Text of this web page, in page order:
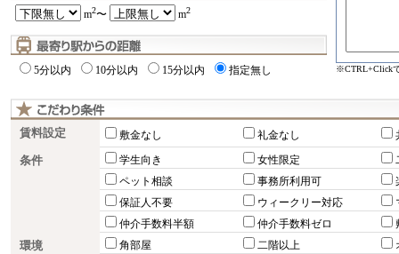
m2〜 m2
5分以内 10分以内 15分以内 指定無し ※CTRL+Click
賃料設定 敷金なし 礼金なし
条件 学生向き 女性限定
ペット相談
事務所利用可
保証人不要
ウィークリー対応
仲介手数料半額
仲介手数料ゼロ
環境 角部屋 二階以上